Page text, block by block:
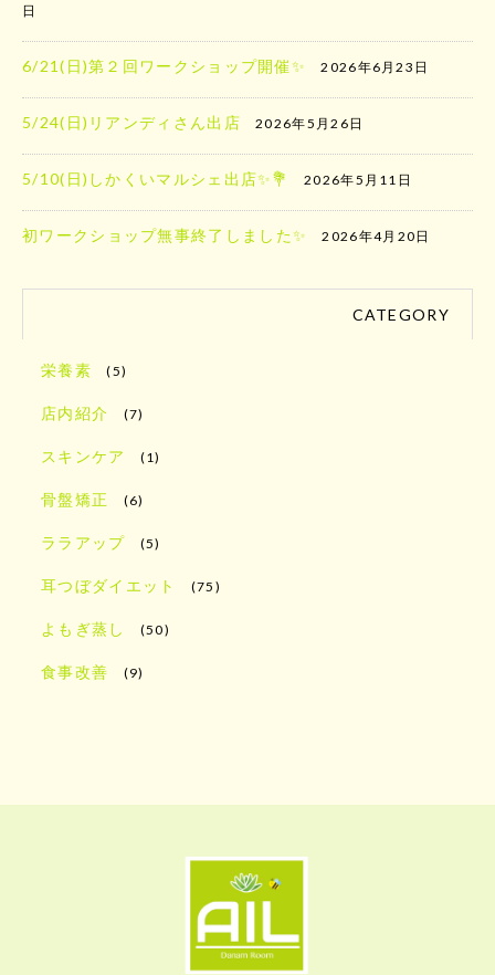
日
6/21(日)第２回ワークショップ開催✨ 2026年6月23日
5/24(日)リアンディさん出店 2026年5月26日
5/10(日)しかくいマルシェ出店✨️💐 2026年5月11日
初ワークショップ無事終了しました✨ 2026年4月20日
CATEGORY
栄養素 (5)
店内紹介 (7)
スキンケア (1)
骨盤矯正 (6)
ララアップ (5)
耳つぼダイエット (75)
よもぎ蒸し (50)
食事改善 (9)